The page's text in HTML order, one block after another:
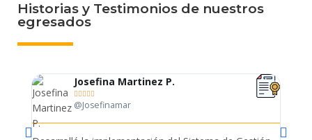
Historias y Testimonios de nuestros
egresados
Josefina Martinez P.

@Josefinamar